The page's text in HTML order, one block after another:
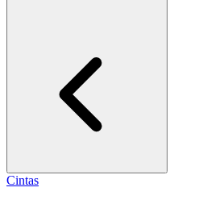
Cintas